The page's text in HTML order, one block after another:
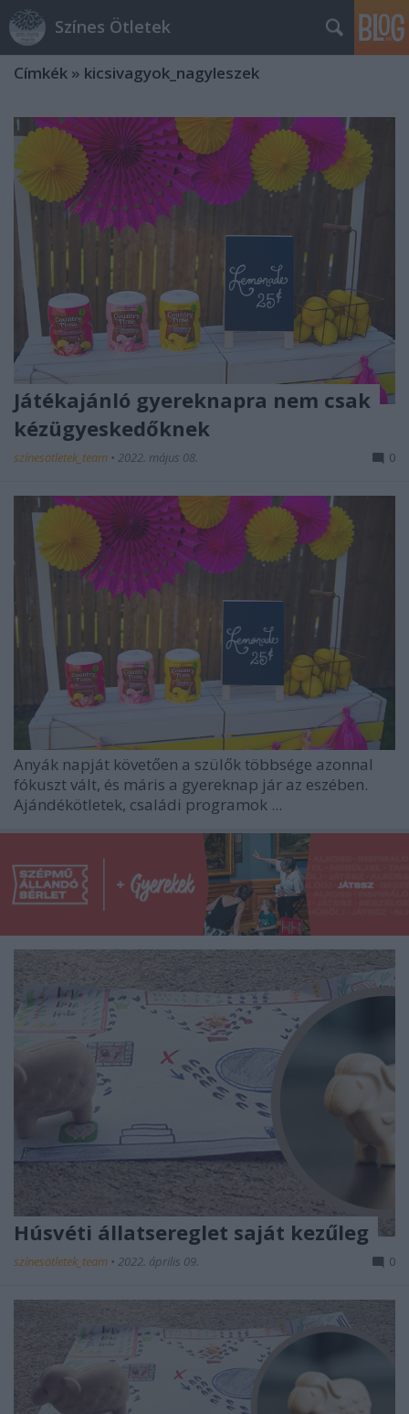
Színes Ötletek
Címkék » kicsivagyok_nagyleszek
Játékajánló gyereknapra nem csak
kézügyeskedőknek
színesötletek_team • 2022. május 08. 0
Anyák napját követően a szülők többsége azonnal
fókuszt vált, és máris a gyereknap jár az eszében.
Ajándékötletek, családi programok ...
Húsvéti állatsereglet saját kezűleg
színesötletek_team • 2022. április 09. 0